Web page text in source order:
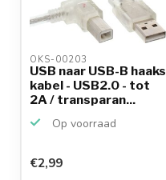
OKS-00203
USB naar USB-B haaks
kabel - USB2.0 - tot
2A / transparan...
Op voorraad
€2,99